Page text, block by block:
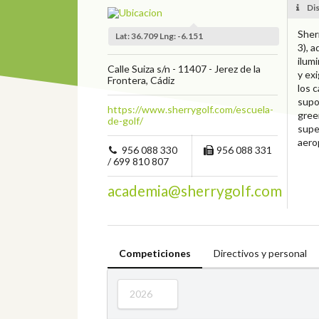
Lat: 36.709 Lng: -6.151
Calle Suiza s/n - 11407 - Jerez de la
Frontera, Cádiz
https://www.sherrygolf.com/escuela-
de-golf/
956 088 330
/ 699 810 807
956 088 331
academia@sherrygolf.com
3),
y
los
Competiciones Directivos y personal
2026